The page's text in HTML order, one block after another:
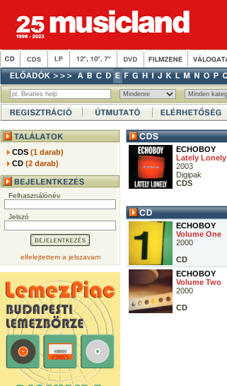
CDS(1 darab)
CD(2 darab)
Felhasználónév
Jelszó
elfelejtettem a jelszavam
ECHOBOY
Lately Lonely
2003
Digipak
CDS
ECHOBOY
Volume One
2000
CD
ECHOBOY
Volume Two
2000
CD